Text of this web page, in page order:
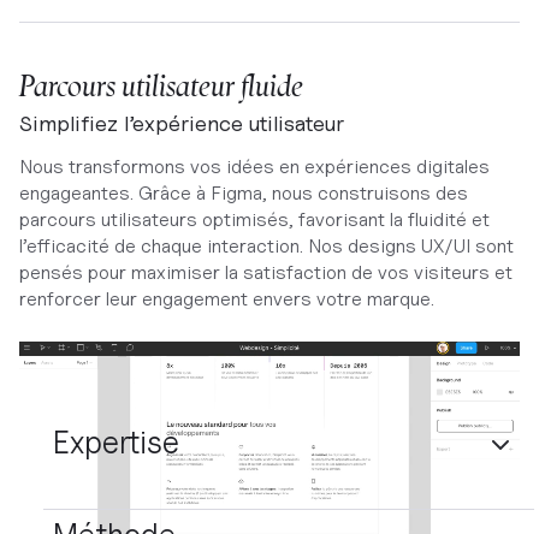
Expertise
Parcours utilisateur fluide
Simplifiez l’expérience utilisateur
Nous transformons vos idées en expériences digitales
engageantes. Grâce à Figma, nous construisons des
parcours utilisateurs optimisés, favorisant la fluidité et
l’efficacité de chaque interaction. Nos designs UX/UI sont
pensés pour maximiser la satisfaction de vos visiteurs et
renforcer leur engagement envers votre marque.